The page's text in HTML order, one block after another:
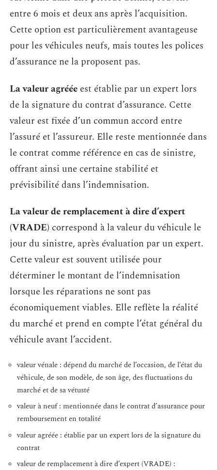
entre 6 mois et deux ans après l’acquisition.
Cette option est particulièrement avantageuse
pour les véhicules neufs, mais toutes les polices
d’assurance ne la proposent pas.
La valeur agréée est établie par un expert lors
de la signature du contrat d’assurance. Cette
valeur est fixée d’un commun accord entre
l’assuré et l’assureur. Elle reste mentionnée dans
le contrat comme référence en cas de sinistre,
offrant ainsi une certaine stabilité et
prévisibilité dans l’indemnisation.
La valeur de remplacement à dire d’expert
(VRADE) correspond à la valeur du véhicule le
jour du sinistre, après évaluation par un expert.
Cette valeur est souvent utilisée pour
déterminer le montant de l’indemnisation
lorsque les réparations ne sont pas
économiquement viables. Elle reflète la réalité
du marché et prend en compte l’état général du
véhicule avant l’accident.
valeur vénale : dépend du marché de l’occasion, de l’état du
véhicule, de son modèle, de son âge, des fluctuations du
marché et de sa vétusté
valeur à neuf : mentionnée dans le contrat d’assurance pour
remboursement en totalité
valeur agréée : établie par un expert lors de la signature du
contrat
valeur de remplacement à dire d’expert (VRADE) :